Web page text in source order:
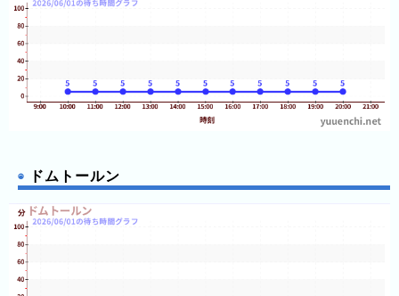
花
ハ
テ
ン
ボ
ドムトールン